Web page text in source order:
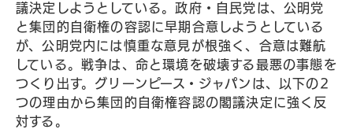
議決定しようとしている。政府・自民党は、公明党
と集団的自衛権の容認に早期合意しようとしている
が、公明党内には慎重な意見が根強く、合意は難航
している。戦争は、命と環境を破壊する最悪の事態を
つくり出す。グリーンピース・ジャパンは、以下の2
つの理由から集団的自衛権容認の閣議決定に強く反
対する。